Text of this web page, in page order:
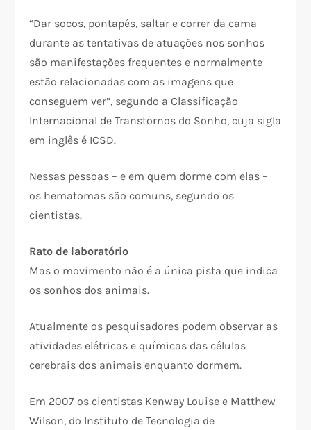
“Dar socos, pontapés, saltar e correr da cama
durante as tentativas de atuações nos sonhos
são manifestações frequentes e normalmente
estão relacionadas com as imagens que
conseguem ver”, segundo a Classificação
Internacional de Transtornos do Sonho, cuja sigla
em inglês é ICSD.
Nessas pessoas – e em quem dorme com elas –
os hematomas são comuns, segundo os
cientistas.
Rato de laboratório
Mas o movimento não é a única pista que indica
os sonhos dos animais.
Atualmente os pesquisadores podem observar as
atividades elétricas e químicas das células
cerebrais dos animais enquanto dormem.
Em 2007 os cientistas Kenway Louise e Matthew
Wilson, do Instituto de Tecnologia de